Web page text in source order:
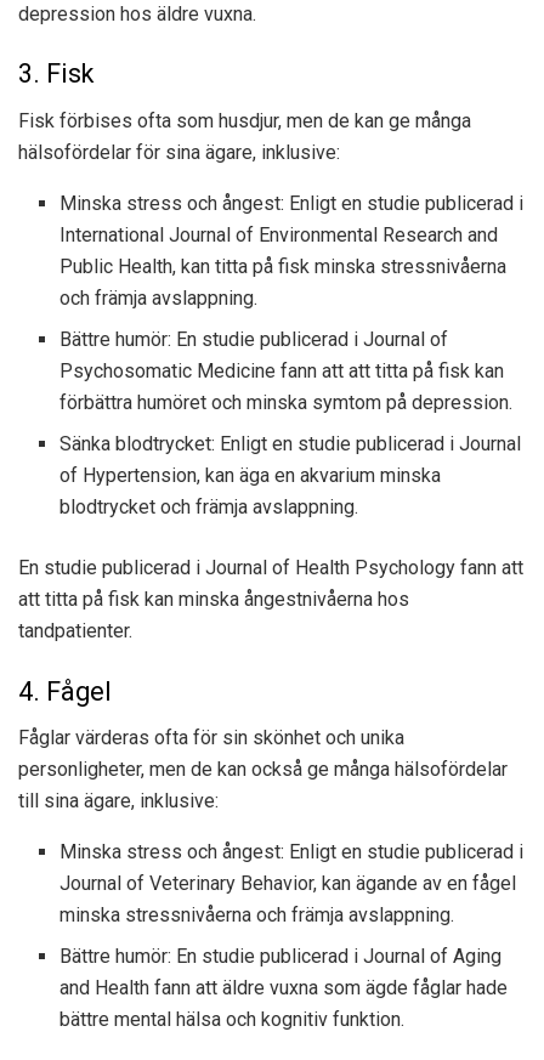
depression hos äldre vuxna.
3. Fisk
Fisk förbises ofta som husdjur, men de kan ge många
hälsofördelar för sina ägare, inklusive:
Minska stress och ångest: Enligt en studie publicerad i
International Journal of Environmental Research and
Public Health, kan titta på fisk minska stressnivåerna
och främja avslappning.
Bättre humör: En studie publicerad i Journal of
Psychosomatic Medicine fann att att titta på fisk kan
förbättra humöret och minska symtom på depression.
Sänka blodtrycket: Enligt en studie publicerad i Journal
of Hypertension, kan äga en akvarium minska
blodtrycket och främja avslappning.
En studie publicerad i Journal of Health Psychology fann att
att titta på fisk kan minska ångestnivåerna hos
tandpatienter.
4. Fågel
Fåglar värderas ofta för sin skönhet och unika
personligheter, men de kan också ge många hälsofördelar
till sina ägare, inklusive:
Minska stress och ångest: Enligt en studie publicerad i
Journal of Veterinary Behavior, kan ägande av en fågel
minska stressnivåerna och främja avslappning.
Bättre humör: En studie publicerad i Journal of Aging
and Health fann att äldre vuxna som ägde fåglar hade
bättre mental hälsa och kognitiv funktion.